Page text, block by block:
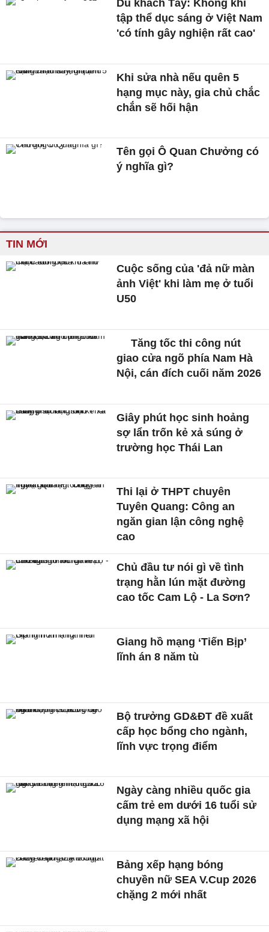
Du khách Tây: Không khí
tập thể dục sáng ở Việt Nam
'có tính gây nghiện rất cao'
Khi sửa nhà nếu quên 5
hạng mục này, gia chủ chắc
chắn sẽ hối hận
Tên gọi Ô Quan Chưởng có
ý nghĩa gì?
TIN MỚI
Cuộc sống của 'đả nữ màn
ảnh Việt' khi làm mẹ ở tuổi
U50
Tăng tốc thi công nút
giao cửa ngõ phía Nam Hà
Nội, cán đích cuối năm 2026
Giây phút học sinh hoảng
sợ lẩn trốn kẻ xả súng ở
trường học Thái Lan
Thi lại ở THPT chuyên
Tuyên Quang: Công an
ngăn gian lận công nghệ
cao
Chủ đầu tư nói gì về tình
trạng hằn lún mặt đường
cao tốc Cam Lộ - La Sơn?
Giang hồ mạng ‘Tiến Bịp’
lĩnh án 8 năm tù
Bộ trưởng GD&ĐT đề xuất
cấp học bổng cho ngành,
lĩnh vực trọng điểm
Ngày càng nhiều quốc gia
cấm trẻ em dưới 16 tuổi sử
dụng mạng xã hội
Bảng xếp hạng bóng
chuyền nữ SEA V.Cup 2026
chặng 2 mới nhất